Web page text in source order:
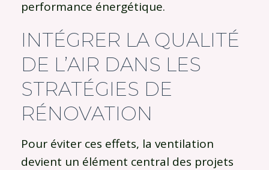
performance énergétique.
INTÉGRER LA QUALITÉ
DE L’AIR DANS LES
STRATÉGIES DE
RÉNOVATION
Pour éviter ces effets, la ventilation
devient un élément central des projets